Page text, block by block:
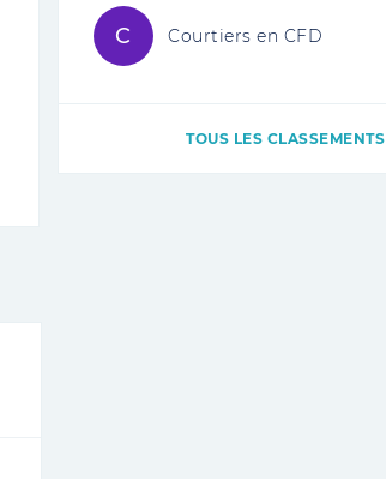
C Courtiers en CFD
TOUS LES CLASSEMENTS